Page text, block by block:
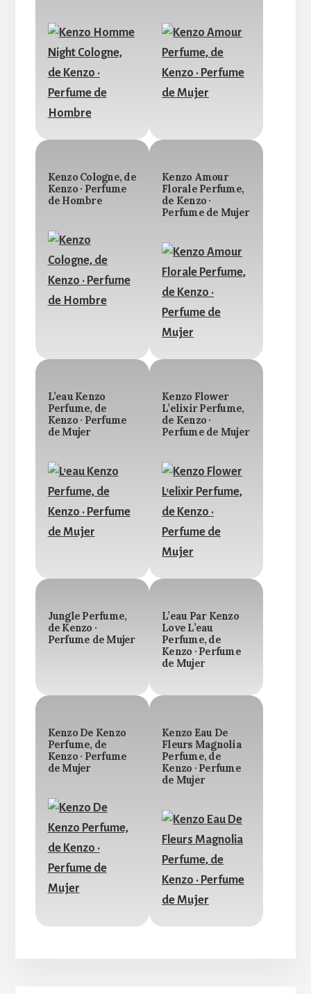
Kenzo Cologne, de
Kenzo · Perfume
de Hombre
Kenzo Amour
Florale Perfume,
de Kenzo ·
Perfume de Mujer
L’eau Kenzo
Perfume, de
Kenzo · Perfume
de Mujer
Kenzo Flower
L’elixir Perfume,
de Kenzo ·
Perfume de Mujer
Jungle Perfume,
de Kenzo ·
Perfume de Mujer
L’eau Par Kenzo
Love L’eau
Perfume, de
Kenzo · Perfume
de Mujer
Kenzo De Kenzo
Perfume, de
Kenzo · Perfume
de Mujer
Kenzo Eau De
Fleurs Magnolia
Perfume, de
Kenzo · Perfume
de Mujer